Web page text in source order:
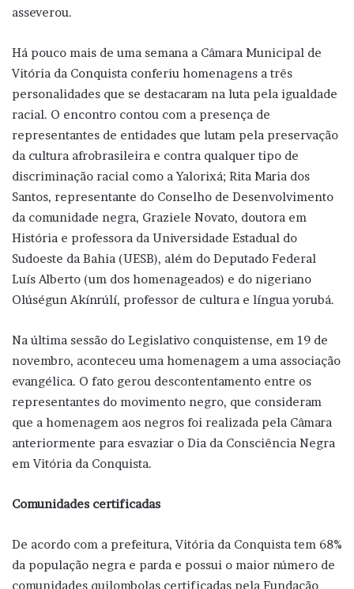
asseverou.
Há pouco mais de uma semana a Câmara Municipal de
Vitória da Conquista conferiu homenagens a três
personalidades que se destacaram na luta pela igualdade
racial. O encontro contou com a presença de
representantes de entidades que lutam pela preservação
da cultura afrobrasileira e contra qualquer tipo de
discriminação racial como a Yalorixá; Rita Maria dos
Santos, representante do Conselho de Desenvolvimento
da comunidade negra, Graziele Novato, doutora em
História e professora da Universidade Estadual do
Sudoeste da Bahia (UESB), além do Deputado Federal
Luís Alberto (um dos homenageados) e do nigeriano
Olúségun Akínrúlí, professor de cultura e língua yorubá.
Na última sessão do Legislativo conquistense, em 19 de
novembro, aconteceu uma homenagem a uma associação
evangélica. O fato gerou descontentamento entre os
representantes do movimento negro, que consideram
que a homenagem aos negros foi realizada pela Câmara
anteriormente para esvaziar o Dia da Consciência Negra
em Vitória da Conquista.
Comunidades certificadas
De acordo com a prefeitura, Vitória da Conquista tem 68%
da população negra e parda e possui o maior número de
comunidades quilombolas certificadas pela Fundação